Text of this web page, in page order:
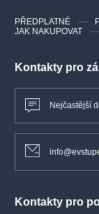
Kontakty pro
Nejčastější
Kontakty pro
PŘEDPLATNÉ
JAK NAKUPOVAT